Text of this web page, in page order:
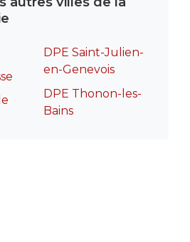
DPE Saint-Julien-
en-Genevois
DPE Thonon-les-
Bains